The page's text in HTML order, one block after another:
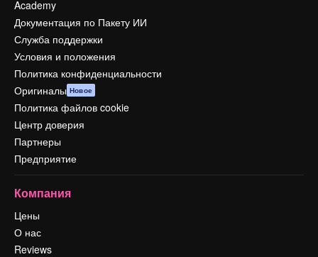
Academy
Документация по Пакету ИИ
Служба поддержки
Условия и положения
Политика конфиденциальности
Оригиналы Новое
Политика файлов cookie
Центр доверия
Партнеры
Предприятие
Компания
Цены
О нас
Reviews